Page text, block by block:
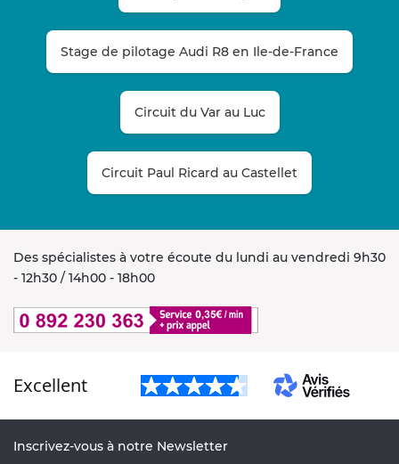
Stage de pilotage Audi R8 en Ile-de-France
Circuit du Var au Luc
Circuit Paul Ricard au Castellet
Des spécialistes à votre écoute du lundi au vendredi 9h30
- 12h30 / 14h00 - 18h00
Excellent
Inscrivez-vous à notre Newsletter